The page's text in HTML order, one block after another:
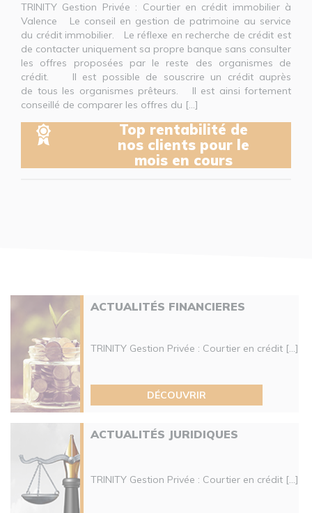
TRINITY Gestion Privée : Courtier en crédit immobilier à
Valence Le conseil en gestion de patrimoine au service
du crédit immobilier. Le réflexe en recherche de crédit est
de contacter uniquement sa propre banque sans consulter
les offres proposées par le reste des organismes de
crédit. Il est possible de souscrire un crédit auprès
de tous les organismes prêteurs. Il est ainsi fortement
conseillé de comparer les offres du [...]
Top rentabilité de
nos clients pour le
mois en cours
ACTUALITÉS FINANCIERES
TRINITY Gestion Privée : Courtier en crédit [...]
DÉCOUVRIR
ACTUALITÉS JURIDIQUES
TRINITY Gestion Privée : Courtier en crédit [...]